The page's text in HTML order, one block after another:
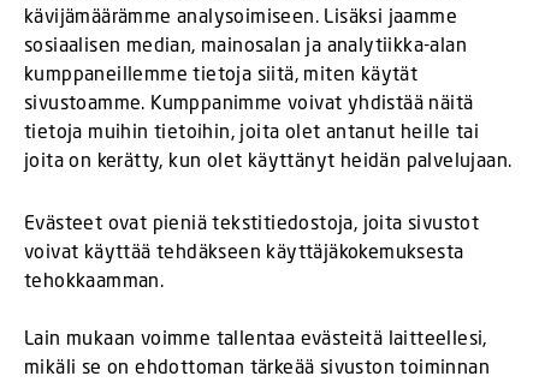
kävijämäärämme analysoimiseen. Lisäksi jaamme
sosiaalisen median, mainosalan ja analytiikka-alan
kumppaneillemme tietoja siitä, miten käytät
sivustoamme. Kumppanimme voivat yhdistää näitä
tietoja muihin tietoihin, joita olet antanut heille tai
joita on kerätty, kun olet käyttänyt heidän palvelujaan.
Evästeet ovat pieniä tekstitiedostoja, joita sivustot
voivat käyttää tehdäkseen käyttäjäkokemuksesta
tehokkaamman.
Lain mukaan voimme tallentaa evästeitä laitteellesi,
mikäli se on ehdottoman tärkeää sivuston toiminnan